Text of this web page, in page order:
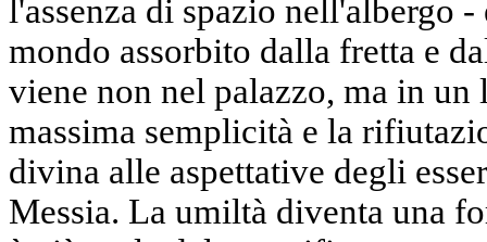
l'assenza di spazio nell'albergo
mondo assorbito dalla fretta e
viene non nel palazzo, ma in
massima semplicità e la
divina alle aspettative degli
Messia. La umiltà diventa una